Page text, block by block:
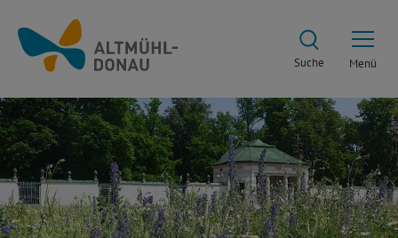
Suche Menü